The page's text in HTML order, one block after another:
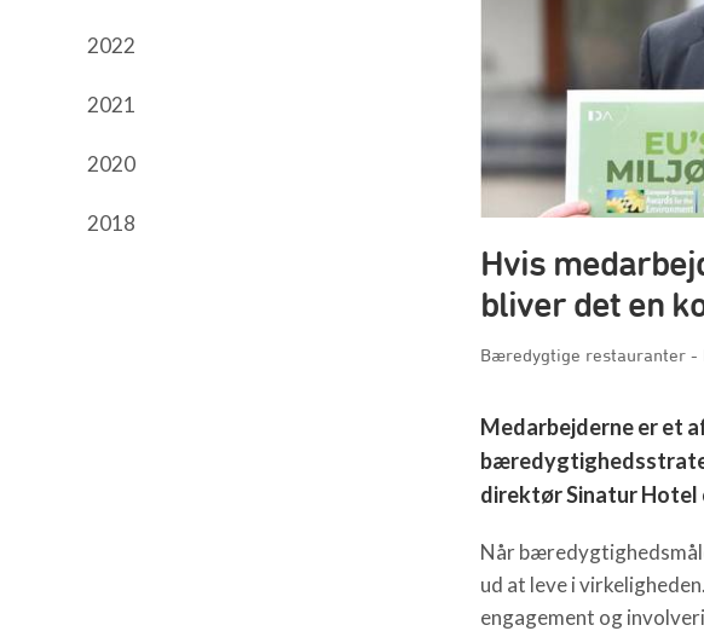
2022
2021
2020
2018
Hvis
bliver det en
Bæredygtige restauranter -
Medarbejderne er et
direktør Sinatur Hotel
Når
ud at leve i
engagement og